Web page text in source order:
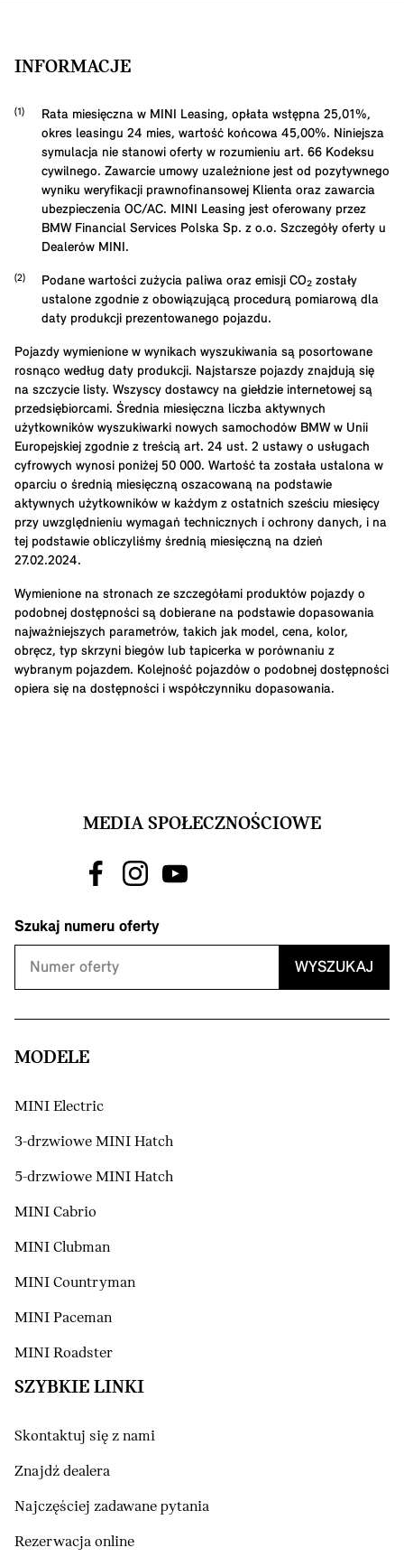
INFORMACJE
Rata miesięczna w MINI Leasing, opłata wstępna 25,01 %,
okres leasingu 24 mies, wartość końcowa 45,00%. Niniejsza
symulacja nie stanowi oferty w rozumieniu art. 66 Kodeksu
cywilnego. Zawarcie umowy uzależnione jest od pozytywnego
wyniku weryfikacji prawnofinansowej Klienta oraz zawarcia
ubezpieczenia OC/AC. MINI Leasing jest oferowany przez
BMW Financial Services Polska Sp. z o.o. Szczegóły oferty u
Dealerów MINI.
Podane wartości zużycia paliwa oraz emisji CO₂ zostały
ustalone zgodnie z obowiązującą procedurą pomiarową dla
daty produkcji prezentowanego pojazdu.
Pojazdy wymienione w wynikach wyszukiwania są posortowane
rosnąco według daty produkcji. Najstarsze pojazdy znajdują się
na szczycie listy. Wszyscy dostawcy na giełdzie internetowej są
przedsiębiorcami. Średnia miesięczna liczba aktywnych
użytkowników wyszukiwarki nowych samochodów BMW w Unii
Europejskiej zgodnie z treścią art. 24 ust. 2 ustawy o usługach
cyfrowych wynosi poniżej 50 000. Wartość ta została ustalona w
oparciu o średnią miesięczną oszacowaną na podstawie
aktywnych użytkowników w każdym z ostatnich sześciu miesięcy
przy uwzględnieniu wymagań technicznych i ochrony danych, i na
tej podstawie obliczyliśmy średnią miesięczną na dzień
27.02.2024.
Wymienione na stronach ze szczegółami produktów pojazdy o
podobnej dostępności są dobierane na podstawie dopasowania
najważniejszych parametrów, takich jak model, cena, kolor,
obręcz, typ skrzyni biegów lub tapicerka w porównaniu z
wybranym pojazdem. Kolejność pojazdów o podobnej dostępności
opiera się na dostępności i współczynniku dopasowania.
MEDIA SPOŁECZNOŚCIOWE
Szukaj numeru oferty
WYSZUKAJ
MODELE
MINI Electric
3-drzwiowe MINI Hatch
5-drzwiowe MINI Hatch
MINI Cabrio
MINI Clubman
MINI Countryman
MINI Paceman
MINI Roadster
SZYBKIE LINKI
Skontaktuj się z nami
Znajdź dealera
Najczęściej zadawane pytania
Rezerwacja online